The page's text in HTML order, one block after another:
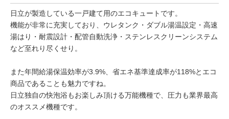
日立が製造している一戸建て用のエコキュートです。
機能が非常に充実しており、ウレタンク・ダブル湯温設定・高速
湯はり・耐震設計・配管自動洗浄・ステンレスクリーンシステム
など至れり尽くせり。
また年間給湯保温効率が3.9%、省エネ基準達成率が118%とエコ
商品であることも魅力ですね。
日立独自の快泡浴もお楽しみ頂ける万能機種で、圧力も業界最高
のオススメ機種です。